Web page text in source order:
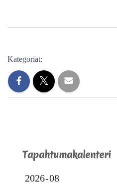
Kategoriat:
Tapahtumakalenteri